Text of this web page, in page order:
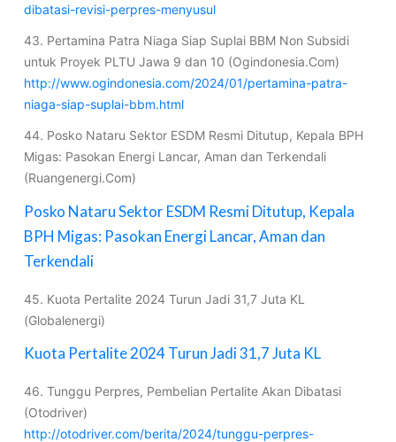
dibatasi-revisi-perpres-menyusul
43. Pertamina Patra Niaga Siap Suplai BBM Non Subsidi
untuk Proyek PLTU Jawa 9 dan 10 (Ogindonesia.Com)
http://www.ogindonesia.com/2024/01/pertamina-patra-
niaga-siap-suplai-bbm.html
44. Posko Nataru Sektor ESDM Resmi Ditutup, Kepala BPH
Migas: Pasokan Energi Lancar, Aman dan Terkendali
(Ruangenergi.Com)
Posko Nataru Sektor ESDM Resmi Ditutup, Kepala
BPH Migas: Pasokan Energi Lancar, Aman dan
Terkendali
45. Kuota Pertalite 2024 Turun Jadi 31,7 Juta KL
(Globalenergi)
Kuota Pertalite 2024 Turun Jadi 31,7 Juta KL
46. Tunggu Perpres, Pembelian Pertalite Akan Dibatasi
(Otodriver)
http://otodriver.com/berita/2024/tunggu-perpres-